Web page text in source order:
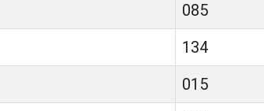
085
134
015